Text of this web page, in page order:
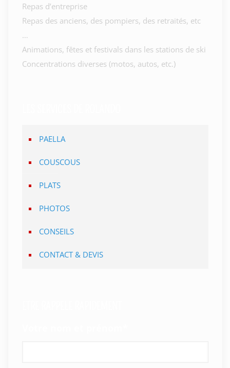
Repas d’entreprise
Repas des anciens, des pompiers, des retraités, etc
…
Animations, fêtes et festivals dans les stations de ski
Concentrations diverses (motos, autos, etc.)
PAELLA
COUSCOUS
PLATS
PHOTOS
CONSEILS
CONTACT & DEVIS